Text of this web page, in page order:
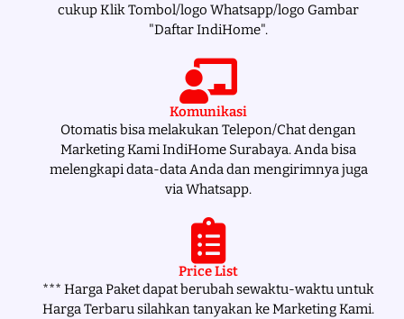
cukup Klik Tombol/logo Whatsapp/logo Gambar
"Daftar IndiHome".
Komunikasi
Otomatis bisa melakukan Telepon/Chat dengan
Marketing Kami IndiHome Surabaya. Anda bisa
melengkapi data-data Anda dan mengirimnya juga
via Whatsapp.
Price List
*** Harga Paket dapat berubah sewaktu-waktu untuk
Harga Terbaru silahkan tanyakan ke Marketing Kami.